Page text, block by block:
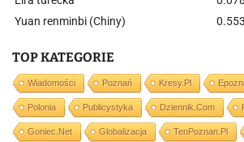
Yuan renminbi (Chiny)
TOP KATEGORIE
Wiadomości Poznań Kresy.pl
Polonia Publicystyka Dziennik.com
Goniec.net Globalizacja TenPoznan.pl